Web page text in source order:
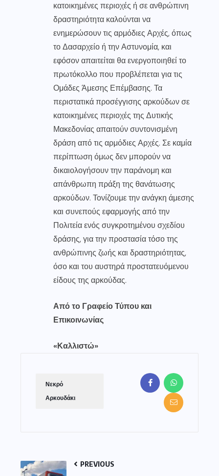
κατοικημένες περιοχές ή σε ανθρώπινη
δραστηριότητα καλούνται να
ενημερώσουν τις αρμόδιες Αρχές, όπως
το Δασαρχείο ή την Αστυνομία, και
εφόσον απαιτείται θα ενεργοποιηθεί το
πρωτόκολλο που προβλέπεται για τις
Ομάδες Άμεσης Επέμβασης. Τα
περιστατικά προσέγγισης αρκούδων σε
κατοικημένες περιοχές της Δυτικής
Μακεδονίας απαιτούν συντονισμένη
δράση από τις αρμόδιες Αρχές. Σε καμία
περίπτωση όμως δεν μπορούν να
δικαιολογήσουν την παράνομη και
απάνθρωπη πράξη της θανάτωσης
αρκούδων. Τονίζουμε την ανάγκη άμεσης
και συνεπούς εφαρμογής από την
Πολιτεία ενός συγκροτημένου σχεδίου
δράσης, για την προστασία τόσο της
ανθρώπινης ζωής και δραστηριότητας,
όσο και του αυστηρά προστατευόμενου
είδους της αρκούδας.
Από το Γραφείο Τύπου και
Επικοινωνίας
«Καλλιστώ»
Νεκρό
Αρκουδάκι
PREVIOUS